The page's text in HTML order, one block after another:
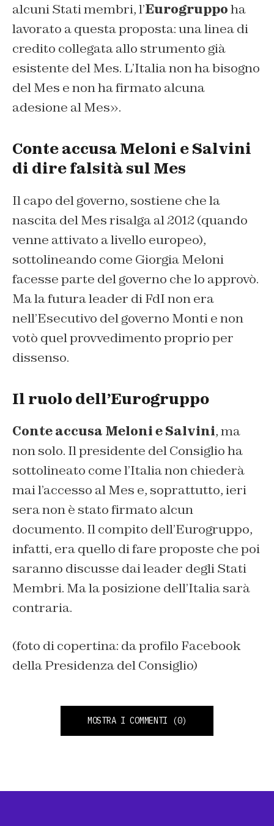
alcuni Stati membri, l’Eurogruppoha
lavorato a questa proposta: una linea di
credito collegata allo strumento già
esistente del Mes. L’Italia non ha bisogno
del Mes e non ha firmato alcuna
adesione al Mes».
Conte accusa Meloni e Salvini
di dire falsità sul Mes
Il capo del governo, sostiene che la
nascita del Mes risalga al 2012 (quando
venne attivato a livello europeo),
sottolineando come Giorgia Meloni
facesse parte del governo che lo approvò.
Ma la futura leader di FdI non era
nell’Esecutivo del governo Monti e non
votò quel provvedimento proprio per
dissenso.
Il ruolo dell’Eurogruppo
Conte accusa Meloni e Salvini, ma
non solo. Il presidente del Consiglio ha
sottolineato come l’Italia non chiederà
mai l’accesso al Mes e, soprattutto, ieri
sera non è stato firmato alcun
documento. Il compito dell’Eurogruppo,
infatti, era quello di fare proposte che poi
saranno discusse dai leader degli Stati
Membri. Ma la posizione dell’Italia sarà
contraria.
(foto di copertina: da profilo Facebook
della Presidenza del Consiglio)
MOSTRA I COMMENTI (0)